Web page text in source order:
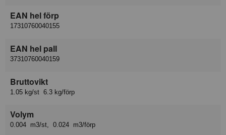
EAN hel förp
17310760040155
EAN hel pall
37310760040159
Bruttovikt
1.05 kg/st 6.3 kg/förp
Volym
0.004 m3/st, 0.024 m3/förp